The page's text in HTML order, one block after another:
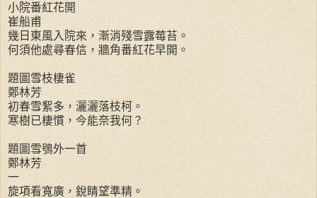
小院番紅花開
崔船甫
幾日東風入院來，漸消殘雪露莓苔。
何須他處尋春信，牆角番紅花早開。
題圖雪枝棲雀
鄭林芳
初春雪絮多，灑灑落枝柯。
寒樹已棲慣，今能奈我何？
題圖雪鴞外一首
鄭林芳
一
旋項看寬廣，銳睛望準精。